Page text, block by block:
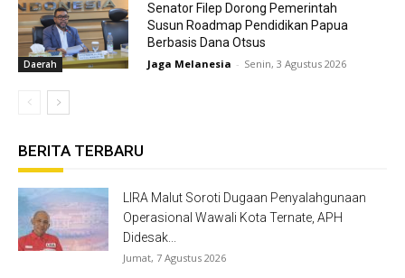
Daerah
Senator Filep Dorong Pemerintah
Susun Roadmap Pendidikan Papua
Berbasis Dana Otsus
Jaga Melanesia - Senin, 3 Agustus 2026
BERITA TERBARU
LIRA Malut Soroti Dugaan Penyalahgunaan
Operasional Wawali Kota Ternate, APH
Didesak...
Jumat, 7 Agustus 2026